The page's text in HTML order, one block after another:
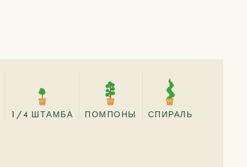
1/4 ШТАМБА ПОМПОНЫ СПИРАЛЬ